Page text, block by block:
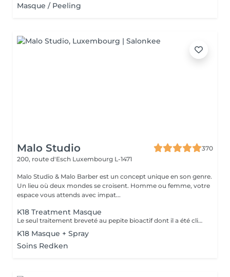
Masque / Peeling
Malo Studio
370
200, route d'Esch Luxembourg L-1471
Malo Studio & Malo Barber est un concept unique en son genre.
Un lieu où deux mondes se croisent. Homme ou femme, votre
espace vous attends avec impat...
K18 Treatment Masque
Le seul traitement breveté au pepite bioactif dont il a été cliniquement prouvé qu'il repare et remédie aux dommages causés par les traitements chimiques, les coiffages a chaud et mecaniques. convient a tous types de cheveux. Voici une courte description des produits K18 et de leurs fonctions: Spray Pré-Traitement K18 : Prépare les cheveux en éliminant les résidus et en rééquilibrant leur pH, optimisant ainsi l'efficacité des soins suivants. veux. Masque Réparateur K18 : Répare les dommages causés par les traitements chimiques, la chaleur et d'autres agressions en recréant les liaisons capillaires, laissant les cheveux plus forts, doux et brillants. Ces produits offrent une transformation durable pour des cheveux visiblement sains dès la première utilisation.
K18 Masque + Spray
Soins Redken